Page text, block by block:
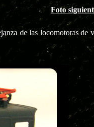
Foto
de las locomotoras de